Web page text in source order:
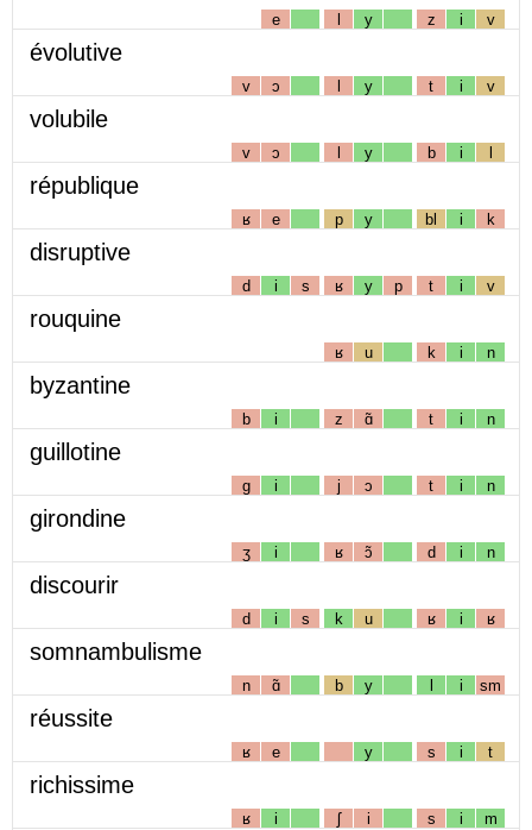
e l y z i v
évolutive
v ɔ l y t i v
volubile
v ɔ l y b i l
république
ʁ e p y bl i k
disruptive
d i s ʁ y p t i v
rouquine
ʁ u k i n
byzantine
b i z ɑ̃ t i n
guillotine
g i j ɔ t i n
girondine
ʒ i ʁ ɔ̃ d i n
discourir
d i s k u ʁ i ʁ
somnambulisme
n ɑ̃ b y l i sm
réussite
ʁ e y s i t
richissime
ʁ i ʃ i s i m